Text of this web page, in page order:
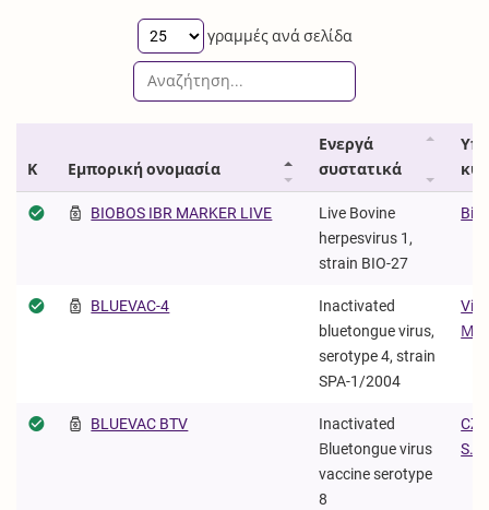
γραμμές ανά σελίδα
Κ Εμπορική ονομασία
Ενεργά
συστατικά
BIOBOS IBR MARKER LIVE
Live Bovine
herpesvirus 1,
strain BIO-27
BLUEVAC-4
Inactivated
bluetongue virus,
serotype 4, strain
SPA-1/2004
BLUEVAC BTV
Inactivated
Βluetongue virus
vaccine serotype
8
CZ